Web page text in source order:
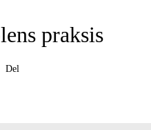
praksis
Del